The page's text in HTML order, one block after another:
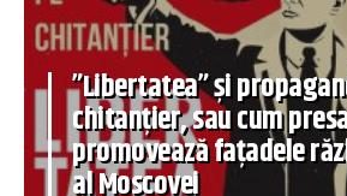
”Libertatea” și
chitanțier, sau cum
promovează fațadele
al Moscovei